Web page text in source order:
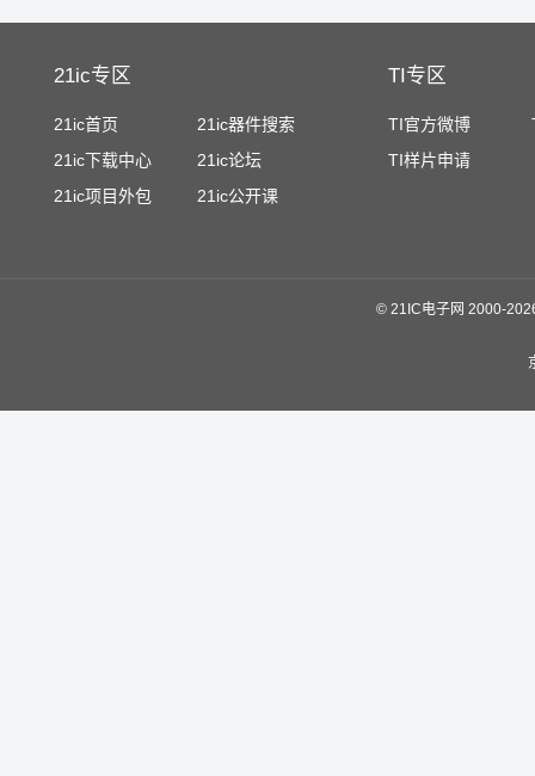
21ic专区
21ic首页
21ic器件搜索
21ic下载中心
21ic论坛
21ic项目外包
21ic公开课
TI专区
TI官方微博
TI样片申请
©21IC电子网 2000-